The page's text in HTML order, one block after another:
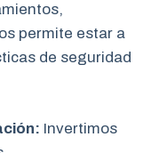
permite estar a
de seguridad
Invertimos